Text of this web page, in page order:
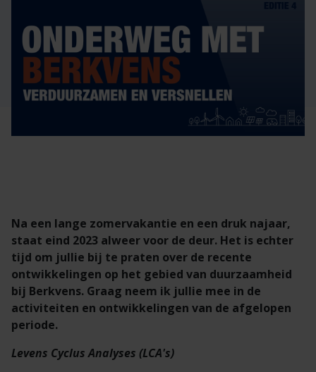
Technische documentatie
Veelgestelde vragen
Na een lange zomervakantie en een druk najaar,
staat eind 2023 alweer voor de deur. Het is echter
tijd om jullie bij te praten over de recente
ontwikkelingen op het gebied van duurzaamheid
bij Berkvens. Graag neem ik jullie mee in de
activiteiten en ontwikkelingen van de afgelopen
periode.
Levens Cyclus Analyses (LCA's)